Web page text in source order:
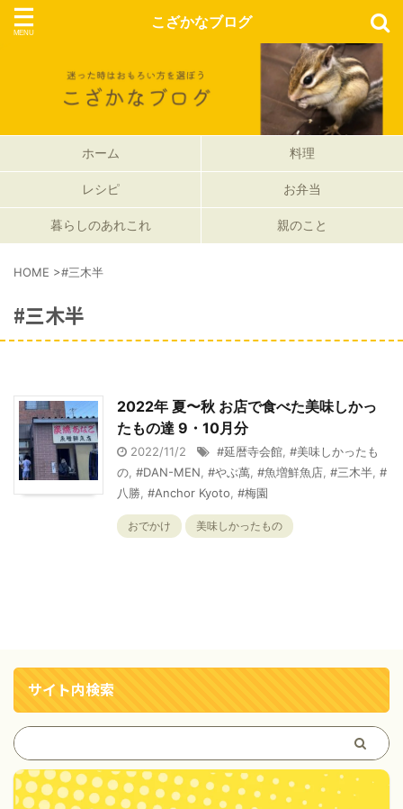
こざかなブログ
ホーム 料理
レシピ お弁当
暮らしのあれこれ 親のこと
HOME >#三木半
#三木半
2022年 夏〜秋 お店で食べた美味しかっ
たもの達 9・10月分
2022/11/2 #延暦寺会館 #美味しかったも
の #DAN-MEN #やぶ萬 #魚増鮮魚店 #三木半 #
八勝 #Anchor Kyoto #梅園
おでかけ 美味しかったもの
サイト内検索